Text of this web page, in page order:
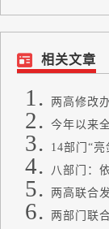
相关文章
两高修改
今年以来
14部门“
八部门：
两高联合
两部门联